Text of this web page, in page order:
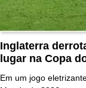
Inglaterra
lugar na Copa
Em um jogo